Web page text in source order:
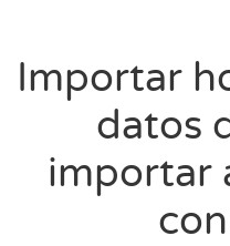
Importar
datos
importar